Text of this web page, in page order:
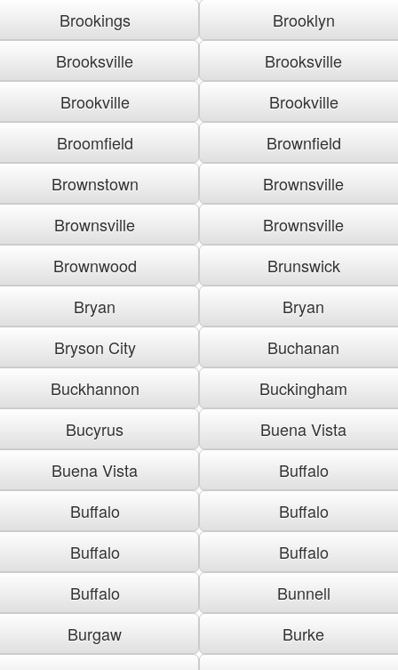
Brookings
Brooklyn
Brooksville
Brooksville
Brookville
Brookville
Broomfield
Brownfield
Brownstown
Brownsville
Brownsville
Brownsville
Brownwood
Brunswick
Bryan
Bryan
Bryson City
Buchanan
Buckhannon
Buckingham
Bucyrus
Buena Vista
Buena Vista
Buffalo
Buffalo
Buffalo
Buffalo
Buffalo
Buffalo
Bunnell
Burgaw
Burke